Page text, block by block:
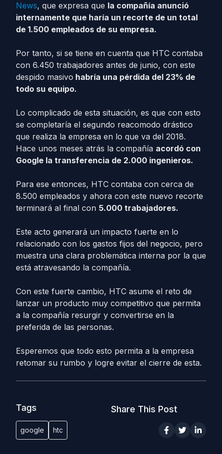
News, que expresa que la compañía anunció
internamente que haría un recorte de un total
de 1.500 empleados de su empresa.
Por tanto, si se tiene en cuenta que HTC contaba
con 6.450 trabajadores antes de junio, con este
despido masivo habría una pérdida del 23% de
todo su equipo.
Lo complicado de esta situación, es que con esto
se completaría el segundo reacomodo drástico
que realiza la empresa en lo que va del 2018.
Hace unos meses atrás la compañía acordó con
Google la transferencia de 2.000 ingenieros.
Para ese entonces, HTC contaba con cerca de
8.500 empleados y ahora con este nuevo recorte
terminará al final con 5.000 trabajadores.
Este acto generará un impacto fuerte en lo
relacionado con los gastos fijos del negocio, pero
muestra una clara problemática interna por la que
está atravesando la compañía.
Con este fuerte cambio, HTC asume el reto de
lanzar un producto muy competitivo que permita
a la compañía resurgir y convertirse en la
preferida de las personas.
Esperemos que todo esto permita a la empresa
retomar su rumbo y logre evitar el cierre de esta.
Tags
google htc
Share This Post